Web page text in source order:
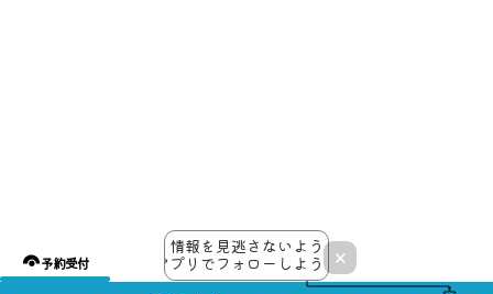
×
情報を見逃さないよう
アプリでフォローしよう！
予約受付